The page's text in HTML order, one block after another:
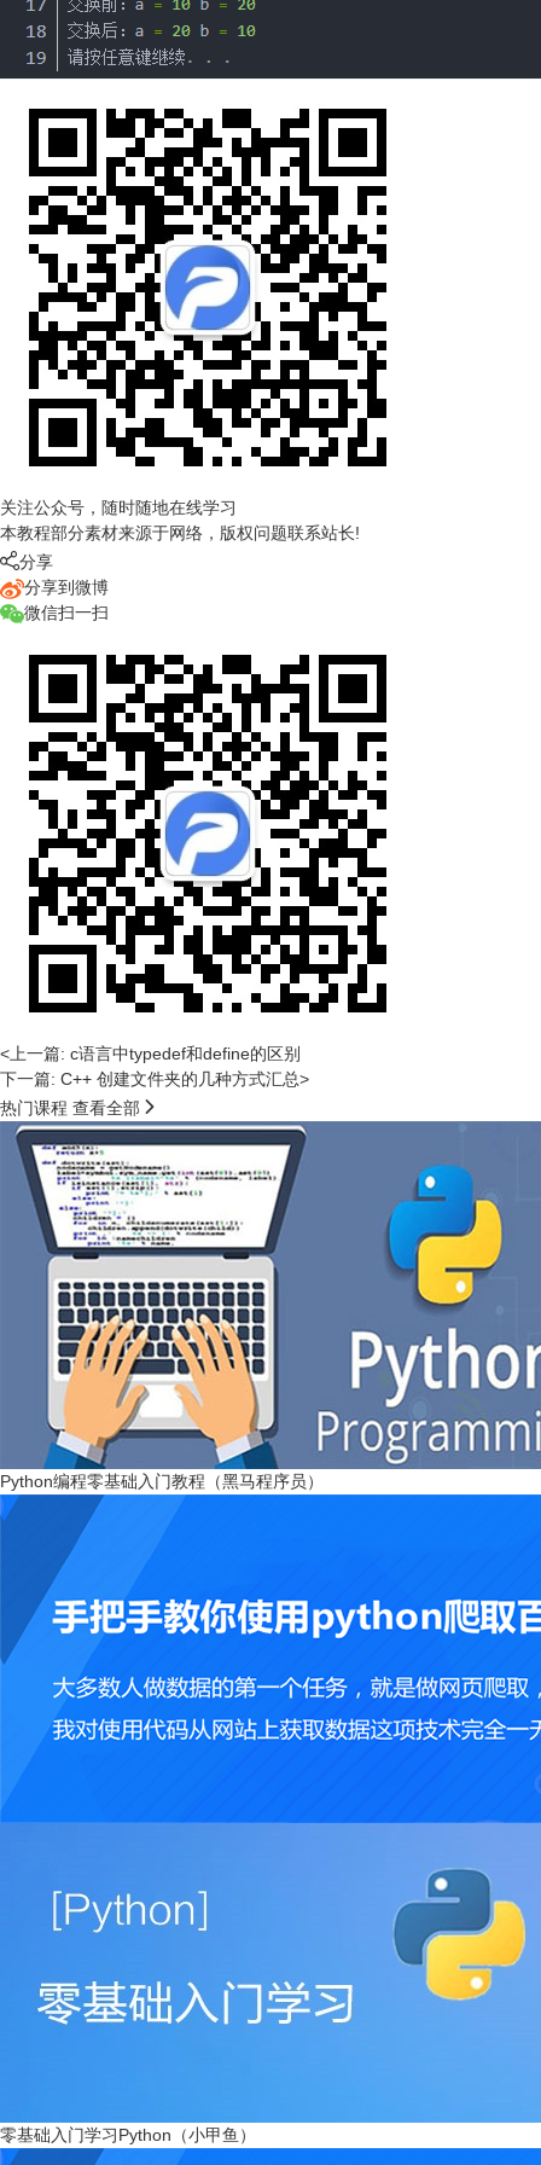
关注公众号，随时随地在线学习
本教程部分素材来源于网络，版权问题联系站长!
分享
分享到微博
微信扫一扫
<上一篇: c语言中typedef和define的区别
下一篇: C++ 创建文件夹的几种方式汇总>
热门课程 查看全部 
Python编程零基础入门教程（黑马程序员）
零基础入门学习Python（小甲鱼）